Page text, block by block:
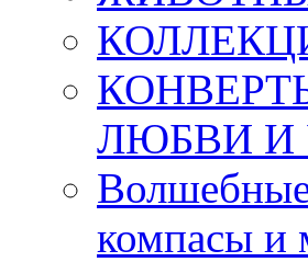
ЛЮБВИ И
Волшебные
компасы и